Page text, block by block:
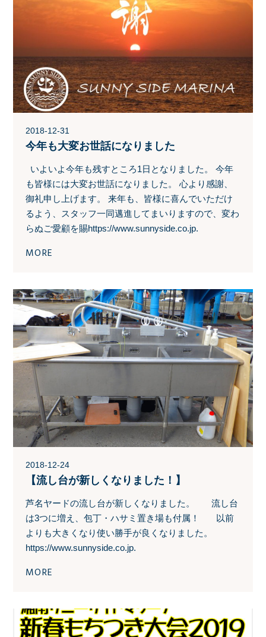
2018-12-31
今年も大変お世話になりました
いよいよ今年も残すところ1日となりました。 今年
も皆様には大変お世話になりました。 心より感謝、
御礼申し上げます。 来年も、皆様に喜んでいただけ
るよう、スタッフ一同邁進してまいりますので、変わ
らぬご愛顧を賜https://www.sunnyside.co.jp.
MORE
2018-12-24
【流し台が新しくなりました！】
芦名ヤードの流し台が新しくなりました。 流し台
は3つに増え、包丁・ハサミ置き場も付属！ 以前
よりも大きくなり使い勝手が良くなりました。
https://www.sunnyside.co.jp.
MORE